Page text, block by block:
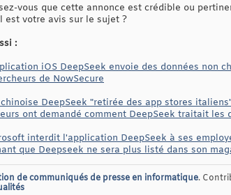
vous que cette annonce est crédible ou
est votre avis sur le sujet ?
:
iOS DeepSeek envoie des données non
de NowSecure
DeepSeek "retirée des app stores
ont demandé comment DeepSeek traitait les
interdit l'application DeepSeek à ses
que Deepseek ne sera plus listé dans son
de communiqués de presse en informatique.